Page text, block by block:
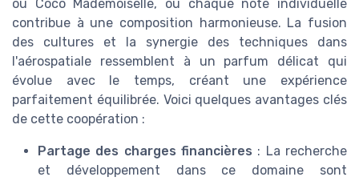
ou Coco Mademoiselle, où chaque note individuelle
contribue à une composition harmonieuse. La fusion
des cultures et la synergie des techniques dans
l'aérospatiale ressemblent à un parfum délicat qui
évolue avec le temps, créant une expérience
parfaitement équilibrée. Voici quelques avantages clés
de cette coopération :
Partage des charges financières : La recherche
et développement dans ce domaine sont